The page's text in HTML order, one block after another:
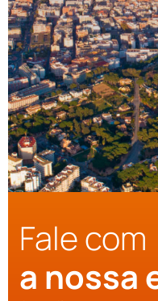
Fale com
a nossa